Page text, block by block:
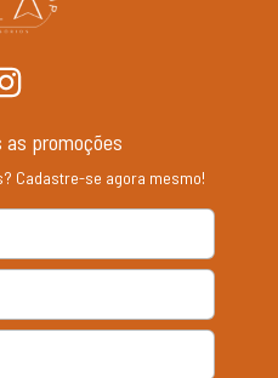
as promoções
Cadastre-se agora mesmo!